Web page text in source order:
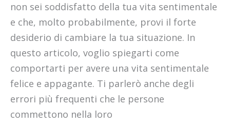
non sei soddisfatto della tua vita sentimentale
e che, molto probabilmente, provi il forte
desiderio di cambiare la tua situazione. In
questo articolo, voglio spiegarti come
comportarti per avere una vita sentimentale
felice e appagante. Ti parlerò anche degli
errori più frequenti che le persone
commettono nella loro
step)